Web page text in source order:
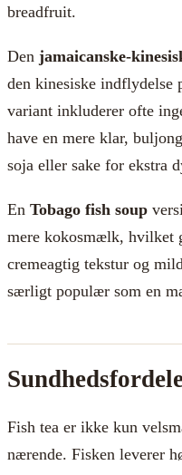
breadfruit.
Den jamaicanske-
den kinesiske indflydelse
variant inkluderer ofte
have en mere klar,
soja eller sake for ekstra
En Tobago fish soup
mere kokosmælk, hvilket
cremeagtig tekstur og
særligt populær som en
Fish tea er ikke kun
nærende. Fisken leverer